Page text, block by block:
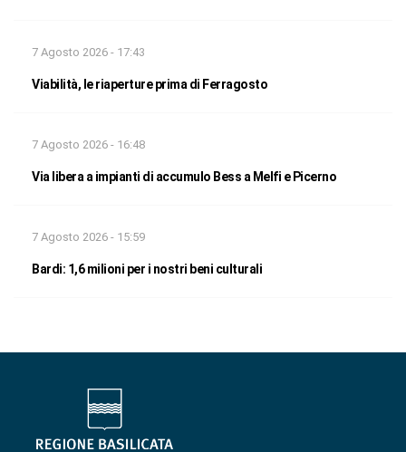
7 Agosto 2026 - 17:43
Viabilità, le riaperture prima di Ferragosto
7 Agosto 2026 - 16:48
Via libera a impianti di accumulo Bess a Melfi e Picerno
7 Agosto 2026 - 15:59
Bardi: 1,6 milioni per i nostri beni culturali